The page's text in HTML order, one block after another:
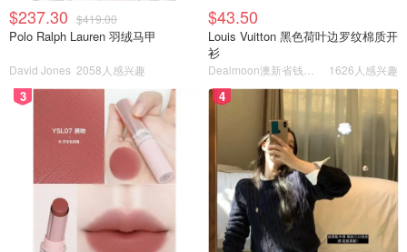
$237.30 $419.00
Polo Ralph Lauren 羽绒马甲
David Jones 2058人感兴趣
$43.50
Louis Vuitton 黑色荷叶边罗纹棉质开
衫
1626人感兴趣
3 4